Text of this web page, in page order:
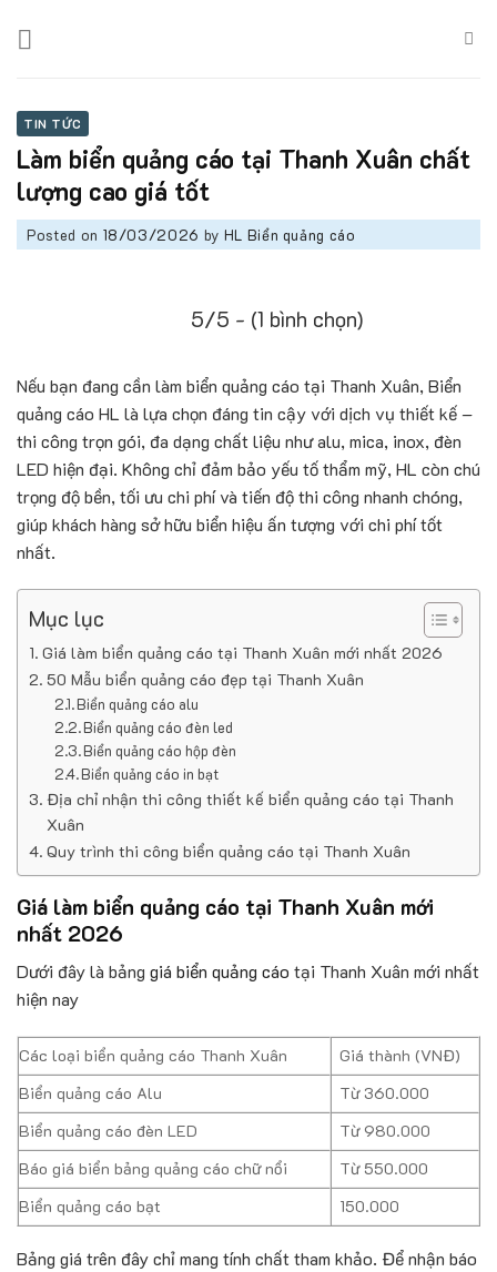
TIN TỨC
Làm biển quảng cáo tại Thanh Xuân chất
lượng cao giá tốt
Posted on 18/03/2026 by HL Biển quảng cáo
5/5 - (1 bình chọn)
Nếu bạn đang cần làm biển quảng cáo tại Thanh Xuân, Biển
quảng cáo HL là lựa chọn đáng tin cậy với dịch vụ thiết kế –
thi công trọn gói, đa dạng chất liệu như alu, mica, inox, đèn
LED hiện đại. Không chỉ đảm bảo yếu tố thẩm mỹ, HL còn chú
trọng độ bền, tối ưu chi phí và tiến độ thi công nhanh chóng,
giúp khách hàng sở hữu biển hiệu ấn tượng với chi phí tốt
nhất.
Mục lục
Giá làm biển quảng cáo tại Thanh Xuân mới nhất 2026
50 Mẫu biển quảng cáo đẹp tại Thanh Xuân
Biển quảng cáo alu
Biển quảng cáo đèn led
Biển quảng cáo hộp đèn
Biển quảng cáo in bạt
Địa chỉ nhận thi công thiết kế biển quảng cáo tại Thanh
Xuân
Quy trình thi công biển quảng cáo tại Thanh Xuân
Giá làm biển quảng cáo tại Thanh Xuân mới
nhất 2026
Dưới đây là bảng giá biển quảng cáo tại Thanh Xuân mới nhất
hiện nay
Các loại biển quảng cáo Thanh Xuân
Giá thành (VNĐ)
Biển quảng cáo Alu
Từ 360.000
Biển quảng cáo đèn LED
Từ 980.000
Báo giá biển bảng quảng cáo chữ nổi
Từ 550.000
Biển quảng cáo bạt
150.000
Bảng giá trên đây chỉ mang tính chất tham khảo. Để nhận báo